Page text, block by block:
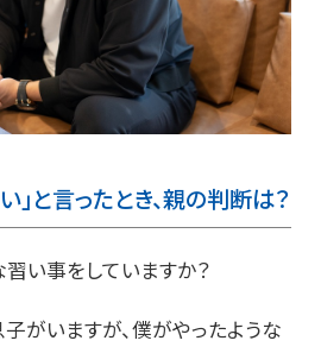
」と言ったとき、親の判断は？
習い事をしていますか？
がいますが、僕がやったような